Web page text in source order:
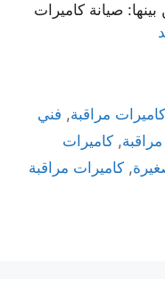
صيانة كاميرات
مراقبة, فني
, كاميرات
, كاميرات مراقبة